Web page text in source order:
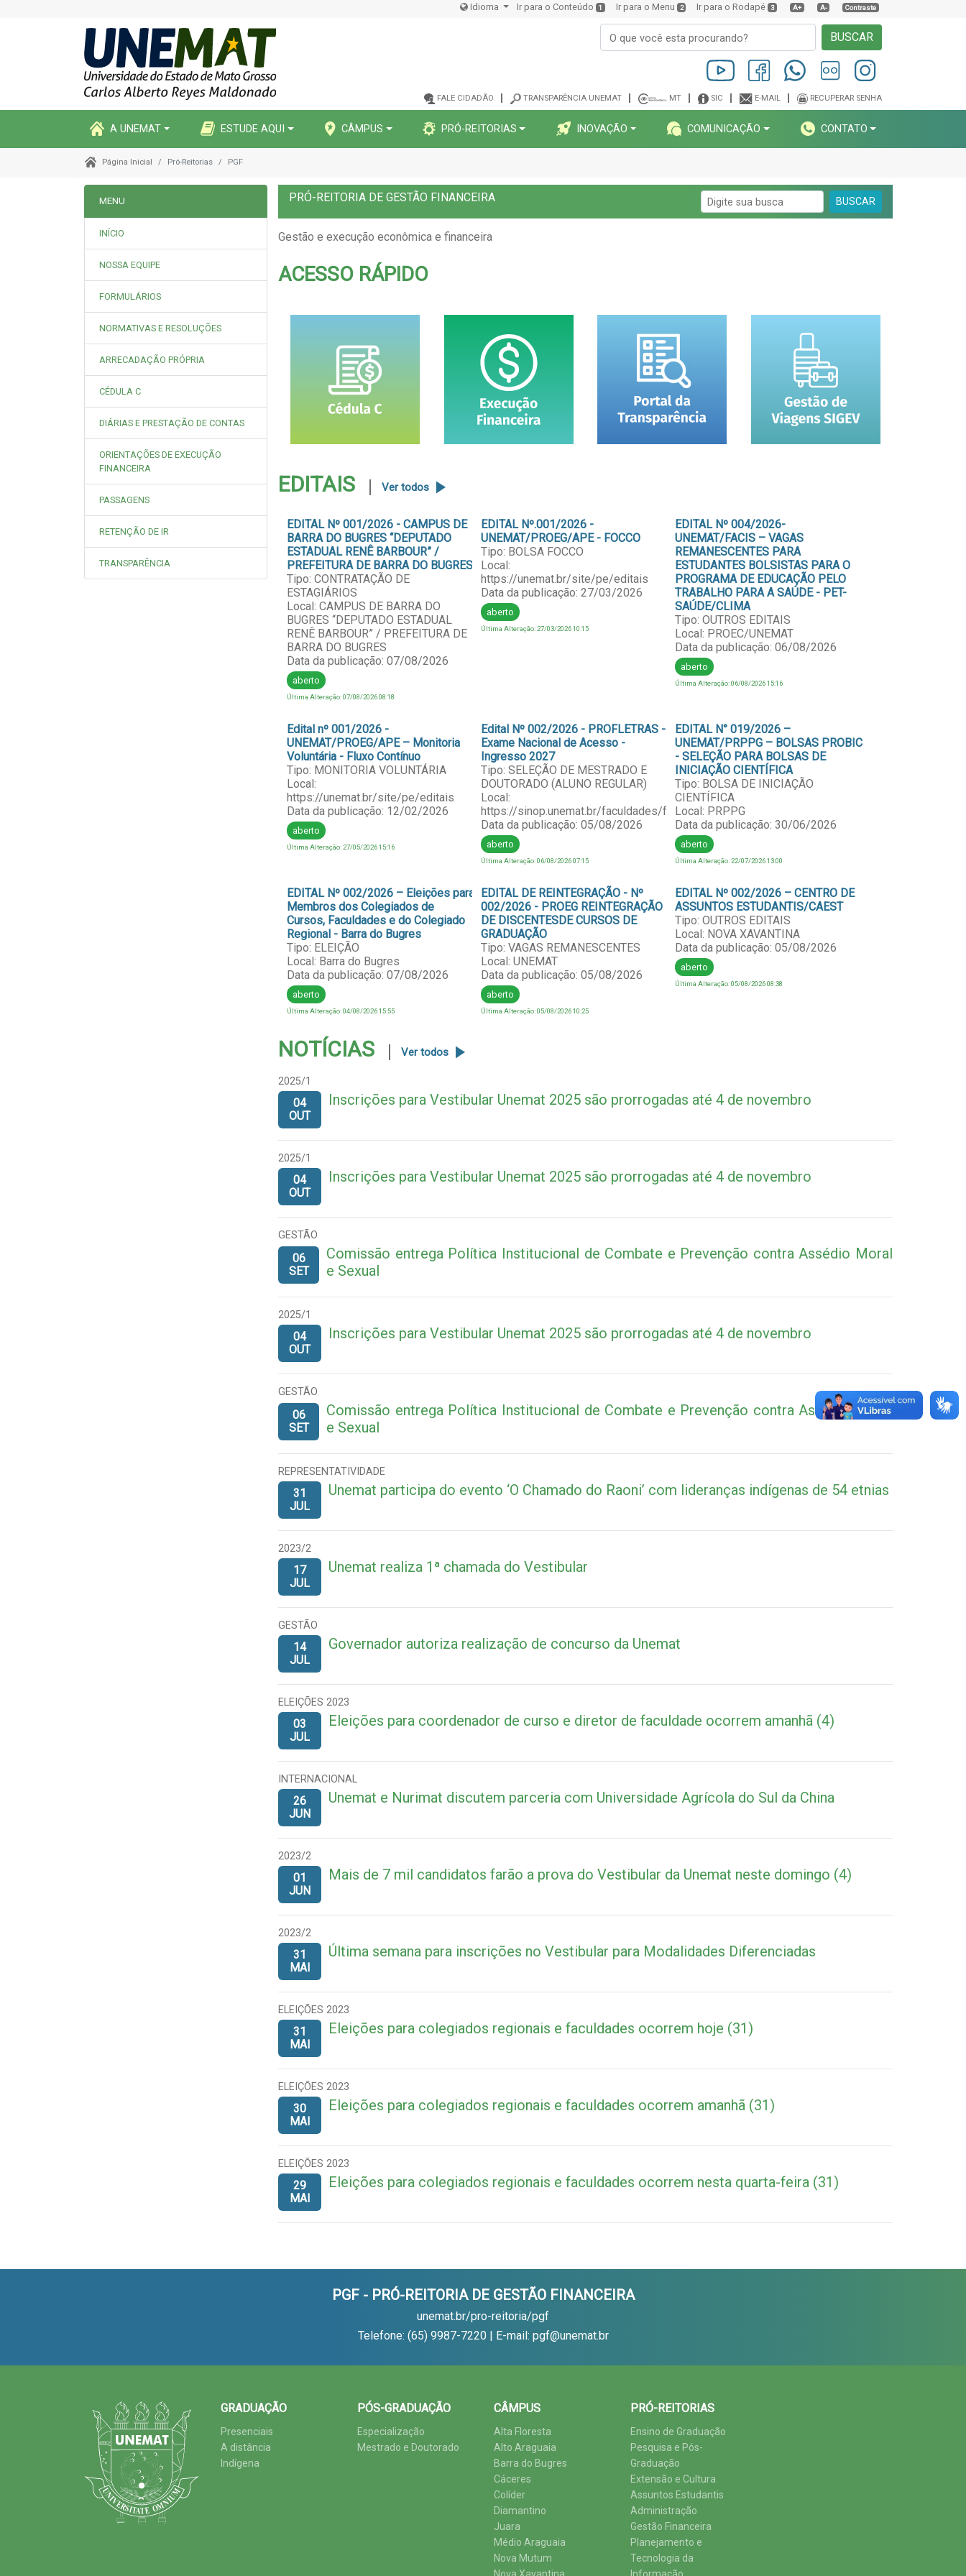
Idioma Ir para o Conteúdo 1 Ir para o Menu 2 Ir para o Rodapé 3 A+ A- Contraste
BUSCAR
FALE CIDADÃO TRANSPARÊNCIA UNEMAT MT SIC E-MAIL RECUPERAR SENHA
A UNEMAT ESTUDE AQUI CÂMPUS PRÓ-REITORIAS INOVAÇÃO COMUNICAÇÃO CONTATO
Página Inicial Pró-Reitorias PGF
MENU
INÍCIO
NOSSA EQUIPE
FORMULÁRIOS
NORMATIVAS E RESOLUÇÕES
ARRECADAÇÃO PRÓPRIA
CÉDULA C
DIÁRIAS E PRESTAÇÃO DE CONTAS
ORIENTAÇÕES DE EXECUÇÃO
FINANCEIRA
PASSAGENS
RETENÇÃO DE IR
TRANSPARÊNCIA
PRÓ-REITORIA DE GESTÃO FINANCEIRA BUSCAR
Gestão e execução econômica e financeira
ACESSO RÁPIDO
EDITAIS Ver todos
EDITAL Nº 001/2026 - CAMPUS DE
BARRA DO BUGRES “DEPUTADO
ESTADUAL RENÊ BARBOUR” /
PREFEITURA DE BARRA DO BUGRES
Tipo: CONTRATAÇÃO DE
ESTAGIÁRIOS
Local: CAMPUS DE BARRA DO
BUGRES “DEPUTADO ESTADUAL
RENÊ BARBOUR” / PREFEITURA DE
BARRA DO BUGRES
Data da publicação: 07/08/2026
aberto
Última Alteração: 07/08/2026 08:18
EDITAL Nº.001/2026 -
UNEMAT/PROEG/APE - FOCCO
Tipo: BOLSA FOCCO
Local:
https://unemat.br/site/pe/editais
Data da publicação: 27/03/2026
aberto
Última Alteração: 27/03/2026 10:15
EDITAL Nº 004/2026-
UNEMAT/FACIS – VAGAS
REMANESCENTES PARA
ESTUDANTES BOLSISTAS PARA O
PROGRAMA DE EDUCAÇÃO PELO
TRABALHO PARA A SAÚDE - PET-
SAÚDE/CLIMA
Tipo: OUTROS EDITAIS
Local: PROEC/UNEMAT
Data da publicação: 06/08/2026
aberto
Última Alteração: 06/08/2026 15:16
Edital nº 001/2026 -
UNEMAT/PROEG/APE – Monitoria
Voluntária - Fluxo Contínuo
Tipo: MONITORIA VOLUNTÁRIA
Local:
https://unemat.br/site/pe/editais
Data da publicação: 12/02/2026
aberto
Última Alteração: 27/05/2026 15:16
Edital Nº 002/2026 - PROFLETRAS -
Exame Nacional de Acesso -
Ingresso 2027
Tipo: SELEÇÃO DE MESTRADO E
DOUTORADO (ALUNO REGULAR)
Local:
https://sinop.unemat.br/faculdades/fachlin/stricto/profletras
Data da publicação: 05/08/2026
aberto
Última Alteração: 06/08/2026 07:15
EDITAL N° 019/2026 –
UNEMAT/PRPPG – BOLSAS PROBIC
- SELEÇÃO PARA BOLSAS DE
INICIAÇÃO CIENTÍFICA
Tipo: BOLSA DE INICIAÇÃO
CIENTÍFICA
Local: PRPPG
Data da publicação: 30/06/2026
aberto
Última Alteração: 22/07/2026 13:00
EDITAL Nº 002/2026 – Eleições para
Membros dos Colegiados de
Cursos, Faculdades e do Colegiado
Regional - Barra do Bugres
Tipo: ELEIÇÃO
Local: Barra do Bugres
Data da publicação: 07/08/2026
aberto
Última Alteração: 04/08/2026 15:55
EDITAL DE REINTEGRAÇÃO - Nº
002/2026 - PROEG REINTEGRAÇÃO
DE DISCENTESDE CURSOS DE
GRADUAÇÃO
Tipo: VAGAS REMANESCENTES
Local: UNEMAT
Data da publicação: 05/08/2026
aberto
Última Alteração: 05/08/2026 10:25
EDITAL Nº 002/2026 – CENTRO DE
ASSUNTOS ESTUDANTIS/CAEST
Tipo: OUTROS EDITAIS
Local: NOVA XAVANTINA
Data da publicação: 05/08/2026
aberto
Última Alteração: 05/08/2026 08:38
NOTÍCIAS Ver todos
2025/1
04
OUT
Inscrições para Vestibular Unemat 2025 são prorrogadas até 4 de novembro
2025/1
04
OUT
Inscrições para Vestibular Unemat 2025 são prorrogadas até 4 de novembro
GESTÃO
06
SET
Comissão entrega Política Institucional de Combate e Prevenção contra Assédio Moral
e Sexual
2025/1
04
OUT
Inscrições para Vestibular Unemat 2025 são prorrogadas até 4 de novembro
GESTÃO
06
SET
Comissão entrega Política Institucional de Combate e Prevenção contra Assédio Moral
e Sexual
REPRESENTATIVIDADE
31
JUL
Unemat participa do evento ‘O Chamado do Raoni’ com lideranças indígenas de 54 etnias
2023/2
17
JUL
Unemat realiza 1ª chamada do Vestibular
GESTÃO
14
JUL
Governador autoriza realização de concurso da Unemat
ELEIÇÕES 2023
03
JUL
Eleições para coordenador de curso e diretor de faculdade ocorrem amanhã (4)
INTERNACIONAL
26
JUN
Unemat e Nurimat discutem parceria com Universidade Agrícola do Sul da China
2023/2
01
JUN
Mais de 7 mil candidatos farão a prova do Vestibular da Unemat neste domingo (4)
2023/2
31
MAI
Última semana para inscrições no Vestibular para Modalidades Diferenciadas
ELEIÇÕES 2023
31
MAI
Eleições para colegiados regionais e faculdades ocorrem hoje (31)
ELEIÇÕES 2023
30
MAI
Eleições para colegiados regionais e faculdades ocorrem amanhã (31)
ELEIÇÕES 2023
29
MAI
Eleições para colegiados regionais e faculdades ocorrem nesta quarta-feira (31)
PGF - PRÓ-REITORIA DE GESTÃO FINANCEIRA
unemat.br/pro-reitoria/pgf
Telefone: (65) 9987-7220 | E-mail: pgf@unemat.br
GRADUAÇÃO
Presenciais
A distância
Indígena
PÓS-GRADUAÇÃO
Especialização
Mestrado e Doutorado
CÂMPUS
Alta Floresta
Alto Araguaia
Barra do Bugres
Cáceres
Colíder
Diamantino
Juara
Médio Araguaia
Nova Mutum
PRÓ-REITORIAS
Ensino de Graduação
Pesquisa e Pós-
Graduação
Extensão e Cultura
Assuntos Estudantis
Administração
Gestão Financeira
Planejamento e
Tecnologia da